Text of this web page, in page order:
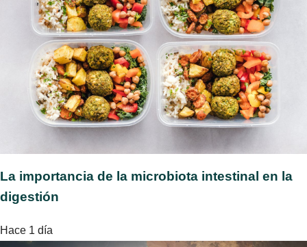
La importancia de la microbiota intestinal en la
digestión
Hace 1 día